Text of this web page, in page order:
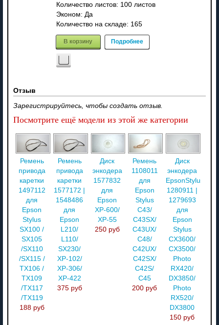
Количество листов: 100 листов
Эконом: Да
Количество на складе: 165
В корзину Подробнее
Отзыв
Зарегистрируйтесь, чтобы создать отзыв.
Посмотрите ещё модели из этой же категории
Ремень
привода
каретки
1497112
для
Epson
Stylus
SX100 /
SX105
/SX110
/SX115 /
TX106 /
TX109
/TX117
/TX119
188 руб
Ремень
привода
каретки
1577172 |
1548486
для
Epson
L210/
L110/
SX230/
XP-102/
XP-306/
XP-422
375 руб
Диск
энкодера
1577832
для
Epson
XP-600/
XP-55
250 руб
Ремень
1108011
для
Epson
Stylus
C43/
C43SX/
C43UX/
C48/
C42UX/
C42SX/
C42S/
C45
200 руб
Диск
энкодера
EpsonStylus
1280911 |
1279693
для
Epson
Stylus
CX3600/
CX3500/
Photo
RX420/
DX3850/
Photo
RX520/
DX3800
150 руб